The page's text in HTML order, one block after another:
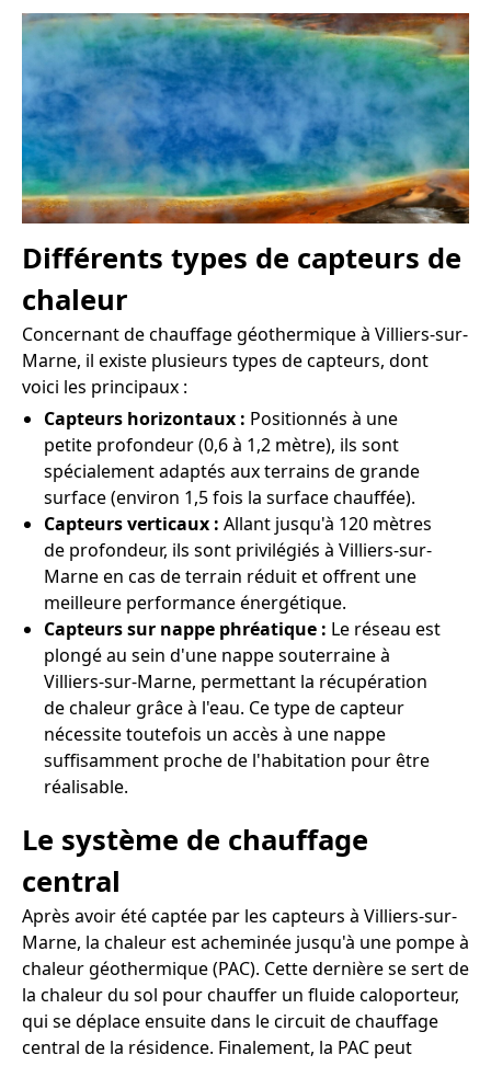
Différents types de capteurs de
chaleur
Concernant de chauffage géothermique à Villiers-sur-
Marne, il existe plusieurs types de capteurs, dont
voici les principaux :
Capteurs horizontaux : Positionnés à une
petite profondeur (0,6 à 1,2 mètre), ils sont
spécialement adaptés aux terrains de grande
surface (environ 1,5 fois la surface chauffée).
Capteurs verticaux : Allant jusqu'à 120 mètres
de profondeur, ils sont privilégiés à Villiers-sur-
Marne en cas de terrain réduit et offrent une
meilleure performance énergétique.
Capteurs sur nappe phréatique : Le réseau est
plongé au sein d'une nappe souterraine à
Villiers-sur-Marne, permettant la récupération
de chaleur grâce à l'eau. Ce type de capteur
nécessite toutefois un accès à une nappe
suffisamment proche de l'habitation pour être
réalisable.
Le système de chauffage
central
Après avoir été captée par les capteurs à Villiers-sur-
Marne, la chaleur est acheminée jusqu'à une pompe à
chaleur géothermique (PAC). Cette dernière se sert de
la chaleur du sol pour chauffer un fluide caloporteur,
qui se déplace ensuite dans le circuit de chauffage
central de la résidence. Finalement, la PAC peut